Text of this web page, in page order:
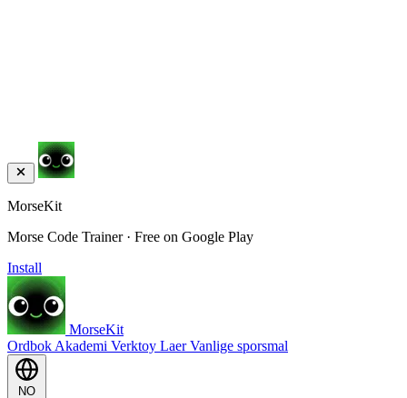
MorseKit
Morse Code Trainer · Free on Google Play
Install
MorseKit
Ordbok Akademi Verktoy LaerVanlige sporsmal